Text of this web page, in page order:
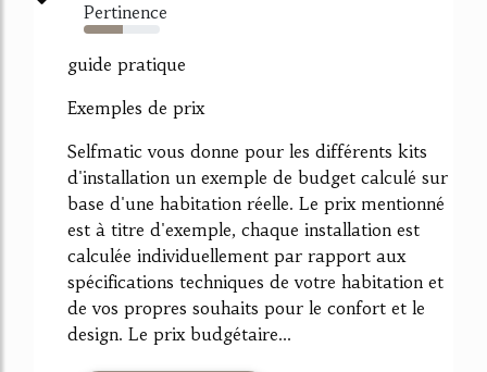
Pertinence
51%
guide pratique
Exemples de prix
Selfmatic vous donne pour les différents kits
d'installation un exemple de budget calculé sur
base d'une habitation réelle. Le prix mentionné
est à titre d'exemple, chaque installation est
calculée individuellement par rapport aux
spécifications techniques de votre habitation et
de vos propres souhaits pour le confort et le
design. Le prix budgétaire...